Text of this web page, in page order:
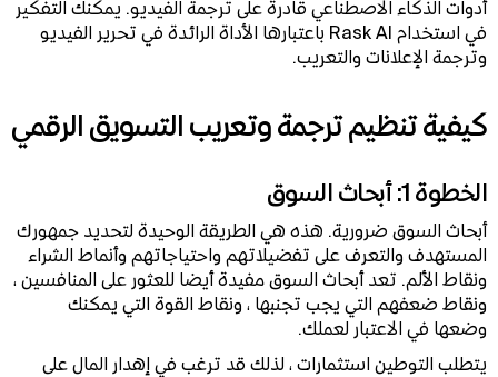
أدوات الذكاء الاصطناعي قادرة على ترجمة الفيديو. يمكنك التفكير
في استخدام Rask AI باعتبارها الأداة الرائدة في تحرير الفيديو
وترجمة الإعلانات والتعريب.
كيفية تنظيم ترجمة وتعريب التسويق الرقمي
الخطوة 1: أبحاث السوق
أبحاث السوق ضرورية. هذه هي الطريقة الوحيدة لتحديد جمهورك
المستهدف والتعرف على تفضيلاتهم واحتياجاتهم وأنماط الشراء
ونقاط الألم. تعد أبحاث السوق مفيدة أيضا للعثور على المنافسين ،
ونقاط ضعفهم التي يجب تجنبها ، ونقاط القوة التي يمكنك
وضعها في الاعتبار لعملك.
يتطلب التوطين استثمارات ، لذلك قد ترغب في إهدار المال على